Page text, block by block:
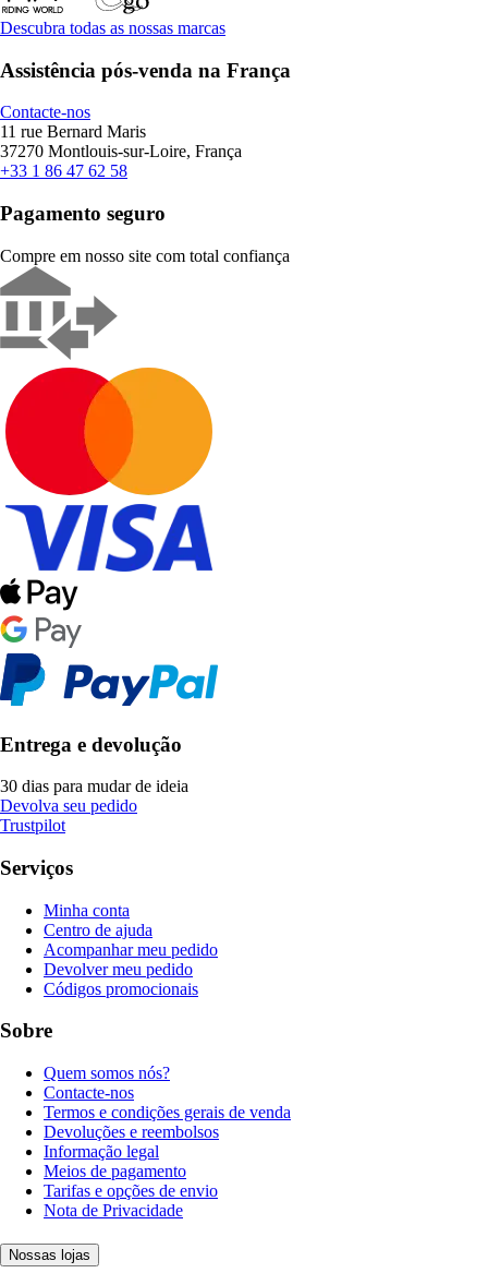
Descubra todas as nossas marcas
Assistência pós-venda na França
Contacte-nos
11 rue Bernard Maris
37270 Montlouis-sur-Loire, França
+33 1 86 47 62 58
Pagamento seguro
Compre em nosso site com total confiança
Entrega e devolução
30 dias para mudar de ideia
Devolva seu pedido
Trustpilot
Serviços
Minha conta
Centro de ajuda
Acompanhar meu pedido
Devolver meu pedido
Códigos promocionais
Sobre
Quem somos nós?
Contacte-nos
Termos e condições gerais de venda
Devoluções e reembolsos
Informação legal
Meios de pagamento
Tarifas e opções de envio
Nota de Privacidade
Nossas lojas